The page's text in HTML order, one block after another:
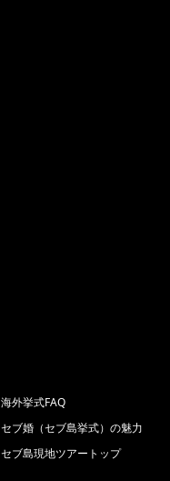
海外挙式FAQ
セブ婚（セブ島挙式）の魅力
セブ島現地ツアートップ